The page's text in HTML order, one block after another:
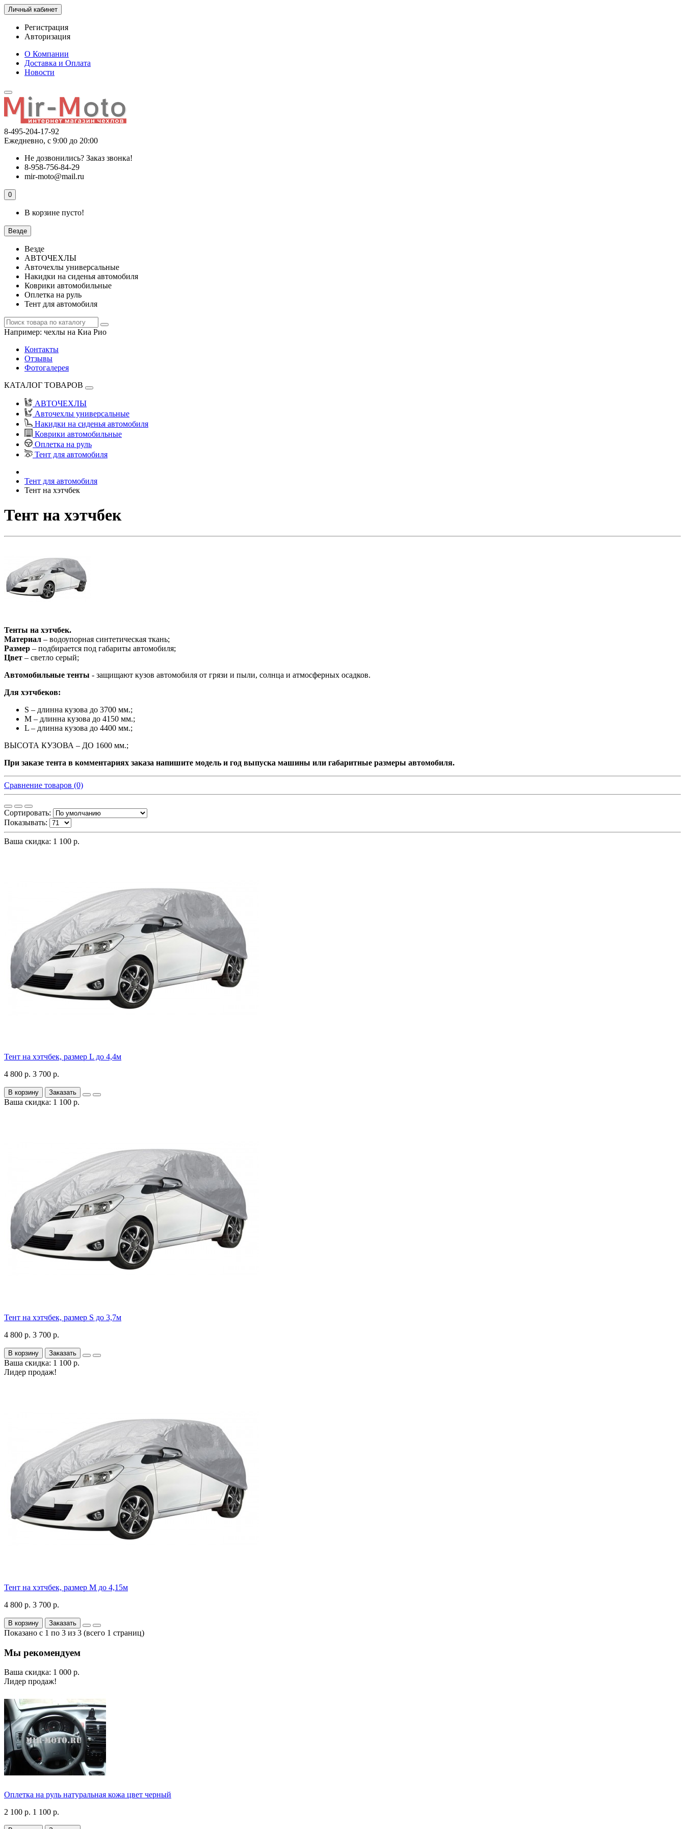
Личный кабинет
Регистрация
Авторизация
О Компании
Доставка и Оплата
Новости
8-495-204-17-92
Ежедневно, с 9:00 до 20:00
Не дозвонились? Заказ звонка!
8-958-756-84-29
mir-moto@mail.ru
0
В корзине пусто!
Везде
Везде
АВТОЧЕХЛЫ
Авточехлы универсальные
Накидки на сиденья автомобиля
Коврики автомобильные
Оплетка на руль
Тент для автомобиля
Например: чехлы на Киа Рио
Контакты
Отзывы
Фотогалерея
КАТАЛОГ ТОВАРОВ
АВТОЧЕХЛЫ
Авточехлы универсальные
Накидки на сиденья автомобиля
Коврики автомобильные
Оплетка на руль
Тент для автомобиля
Тент для автомобиля
Тент на хэтчбек
Тент на хэтчбек
Тенты на хэтчбек.
Материал – водоупорная синтетическая ткань;
Размер – подбирается под габариты автомобиля;
Цвет – светло серый;
Автомобильные тенты - защищают кузов автомобиля от грязи и пыли, солнца и атмосферных осадков.
Для хэтчбеков:
S – длинна кузова до 3700 мм.;
M – длинна кузова до 4150 мм.;
L – длинна кузова до 4400 мм.;
ВЫСОТА КУЗОВА – ДО 1600 мм.;
При заказе тента в комментариях заказа напишите модель и год выпуска машины или габаритные размеры автомобиля.
Сравнение товаров (0)
Сортировать:
Показывать:
Ваша скидка: 1 100 р.
Тент на хэтчбек, размер L до 4,4м
4 800 р. 3 700 р.
В корзину Заказать
Ваша скидка: 1 100 р.
Тент на хэтчбек, размер S до 3,7м
4 800 р. 3 700 р.
В корзину Заказать
Ваша скидка: 1 100 р.
Лидер продаж!
Тент на хэтчбек, размер М до 4,15м
4 800 р. 3 700 р.
В корзину Заказать
Показано с 1 по 3 из 3 (всего 1 страниц)
Мы рекомендуем
Ваша скидка: 1 000 р.
Лидер продаж!
Оплетка на руль натуральная кожа цвет черный
2 100 р. 1 100 р.